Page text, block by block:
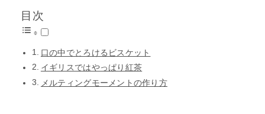
目次
口の中でとろけるビスケット
イギリスではやっぱり紅茶
メルティングモーメントの作り方